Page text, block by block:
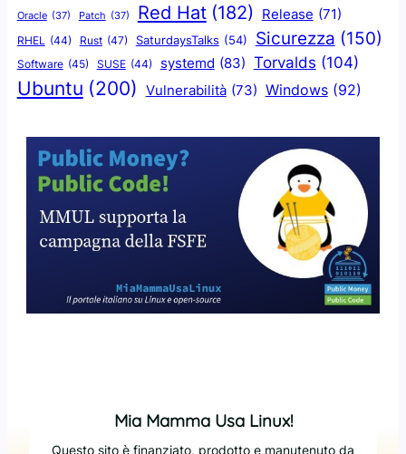
Oracle (37) Patch (37) Red Hat (182) Release (71)
RHEL (44) Rust (47) SaturdaysTalks (54) Sicurezza (150)
Software (45) SUSE (44) systemd (83) Torvalds (104)
Ubuntu (200) Vulnerabilità (73) Windows (92)
Mia Mamma Usa Linux!
Questo sito è finanziato, prodotto e manutenuto da